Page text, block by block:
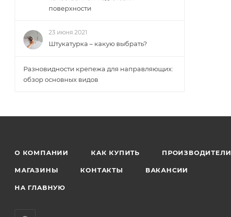
поверхности
23 июня 2021
Штукатурка – какую выбрать?
Разновидности крепежа для направляющих:
обзор основных видов
О КОМПАНИИ КАК КУПИТЬ ПРОИЗВОДИТЕЛИ
МАГАЗИНЫ КОНТАКТЫ ВАКАНСИИ
НА ГЛАВНУЮ